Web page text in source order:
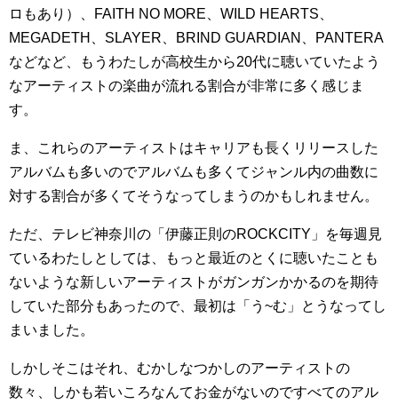
ロもあり）、FAITH NO MORE、WILD HEARTS、
MEGADETH、SLAYER、BRIND GUARDIAN、PANTERA
などなど、もうわたしが高校生から20代に聴いていたよう
なアーティストの楽曲が流れる割合が非常に多く感じま
す。
ま、これらのアーティストはキャリアも長くリリースした
アルバムも多いのでアルバムも多くてジャンル内の曲数に
対する割合が多くてそうなってしまうのかもしれません。
ただ、テレビ神奈川の「伊藤正則のROCKCITY」を毎週見
ているわたしとしては、もっと最近のとくに聴いたことも
ないような新しいアーティストがガンガンかかるのを期待
していた部分もあったので、最初は「う~む」とうなってし
まいました。
しかしそこはそれ、むかしなつかしのアーティストの
数々、しかも若いころなんてお金がないのですべてのアル